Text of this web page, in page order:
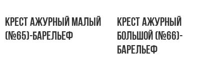
Вазы полимерные
Подсвечники
Венки
Крест ажурный малый
(№65)-барельеф
Крест ажурный
большой (№66)-
барельеф